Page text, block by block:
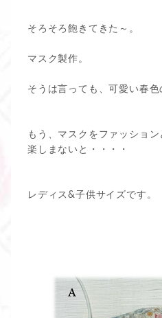
そろそろ飽きてきた～。
マスク製作。
そうは言っても、可愛い春色
もう、マスクをファッション
楽しまないと・・・・
レディス&子供サイズです。